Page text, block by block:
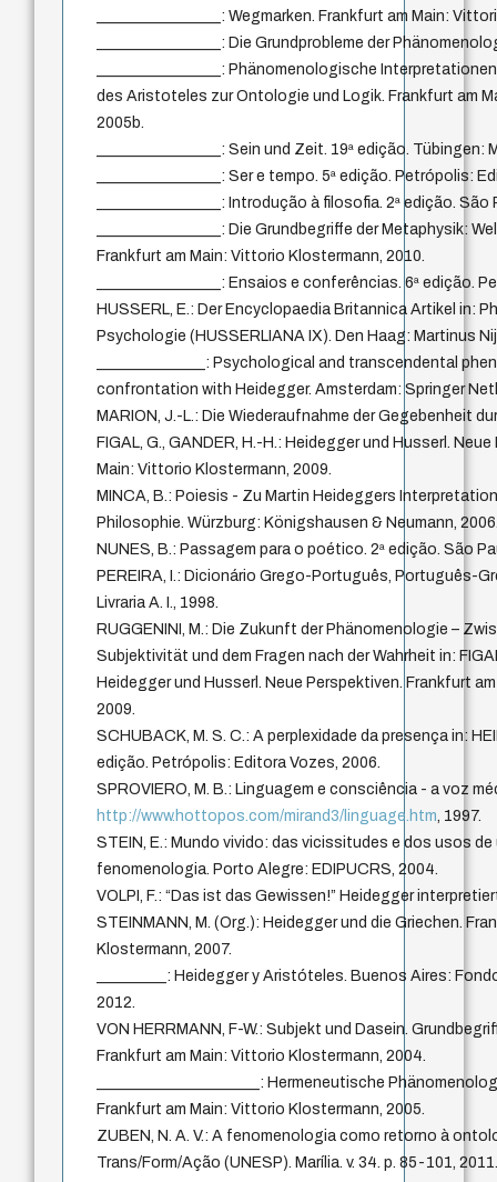
________________: Wegmarken. Frankfurt am Main:
________________: Die Grundprobleme der
________________: Phänomenologische
des Aristoteles zur Ontologie und Logik. Frankfurt am
2005b.
________________: Sein und Zeit. 19ª edição. Tübingen:
________________: Ser e tempo. 5ª edição. Petrópolis:
________________: Introdução à filosofia. 2ª edição.
________________: Die Grundbegriffe der Metaphysik:
Frankfurt am Main: Vittorio Klostermann, 2010.
________________: Ensaios e conferências. 6ª edição.
HUSSERL, E.: Der Encyclopaedia Britannica Artikel in:
Psychologie (HUSSERLIANA IX). Den Haag: Martinus
______________: Psychological and transcendental
confrontation with Heidegger. Amsterdam: Springer
MARION, J.-L.: Die Wiederaufnahme der Gegebenheit
FIGAL, G., GANDER, H.-H.: Heidegger und Husserl.
Main: Vittorio Klostermann, 2009.
MINCA, B.: Poiesis - Zu Martin Heideggers
Philosophie. Würzburg: Königshausen & Neumann,
NUNES, B.: Passagem para o poético. 2ª edição. São
PEREIRA, I.: Dicionário Grego-Português, Português-
Livraria A. I., 1998.
RUGGENINI, M.: Die Zukunft der Phänomenologie –
Subjektivität und dem Fragen nach der Wahrheit in:
Heidegger und Husserl. Neue Perspektiven. Frankfurt
2009.
SCHUBACK, M. S. C.: A perplexidade da presença in:
edição. Petrópolis: Editora Vozes, 2006.
SPROVIERO, M. B.: Linguagem e consciência - a voz
http://www.hottopos.com/mirand3/linguage.htm, 1997.
STEIN, E.: Mundo vivido: das vicissitudes e dos usos
fenomenologia. Porto Alegre: EDIPUCRS, 2004.
VOLPI, F.: “Das ist das Gewissen!” Heidegger
STEINMANN, M. (Org.): Heidegger und die Griechen.
Klostermann, 2007.
_________: Heidegger y Aristóteles. Buenos Aires:
2012.
VON HERRMANN, F-W.: Subjekt und Dasein.
Frankfurt am Main: Vittorio Klostermann, 2004.
_____________________: Hermeneutische
Frankfurt am Main: Vittorio Klostermann, 2005.
ZUBEN, N. A. V.: A fenomenologia como retorno à
Trans/Form/Ação (UNESP). Marília. v. 34. p. 85-101,